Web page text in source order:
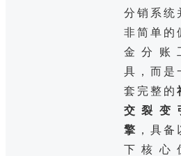
分销系统
非简单的
金分账
具，而是
套完整的
交裂变
擎 ，具备
下核心